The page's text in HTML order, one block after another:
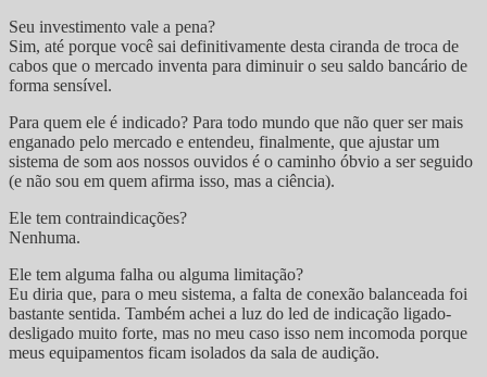
Seu investimento vale a pena?
Sim, até porque você sai definitivamente desta ciranda de troca de
cabos que o mercado inventa para diminuir o seu saldo bancário de
forma sensível.
Para quem ele é indicado? Para todo mundo que não quer ser mais
enganado pelo mercado e entendeu, finalmente, que ajustar um
sistema de som aos nossos ouvidos é o caminho óbvio a ser seguido
(e não sou em quem afirma isso, mas a ciência).
Ele tem contraindicações?
Nenhuma.
Ele tem alguma falha ou alguma limitação?
Eu diria que, para o meu sistema, a falta de conexão balanceada foi
bastante sentida. Também achei a luz do led de indicação ligado-
desligado muito forte, mas no meu caso isso nem incomoda porque
meus equipamentos ficam isolados da sala de audição.